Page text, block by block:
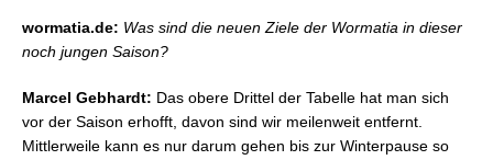
wormatia.de: Was sind die neuen Ziele der Wormatia in dieser
noch jungen Saison?
Marcel Gebhardt: Das obere Drittel der Tabelle hat man sich
vor der Saison erhofft, davon sind wir meilenweit entfernt.
Mittlerweile kann es nur darum gehen bis zur Winterpause so